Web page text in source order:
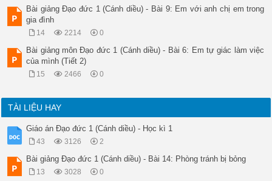
Bài giảng Đạo đức 1 (Cánh diều) - Bài 9: Em với anh chị em trong
gia đình
14 2214 0
Bài giảng môn Đạo đức 1 (Cánh diều) - Bài 6: Em tự giác làm việc
của mình (Tiết 2)
15 2466 0
TÀI LIỆU HAY
Giáo án Đạo đức 1 (Cánh diều) - Học kì 1
43 3126 2
Bài giảng Đạo đức 1 (Cánh diều) - Bài 14: Phòng tránh bị bỏng
13 3028 0